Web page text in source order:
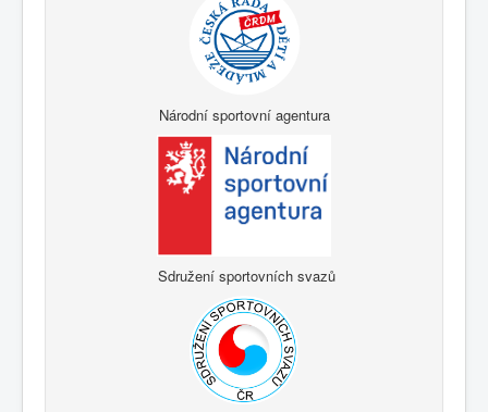
Národní sportovní agentura
Sdružení sportovních svazů